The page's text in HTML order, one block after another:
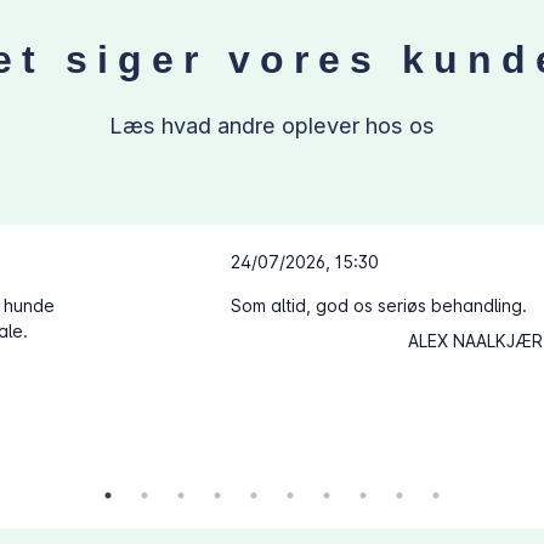
siger vores
Læs hvad andre oplever hos os